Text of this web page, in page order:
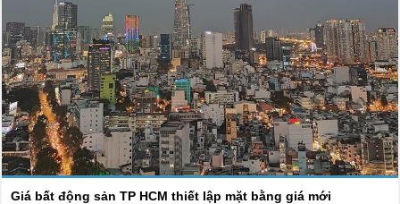
Giá bất động sản TP HCM thiết lập mặt bằng giá mới